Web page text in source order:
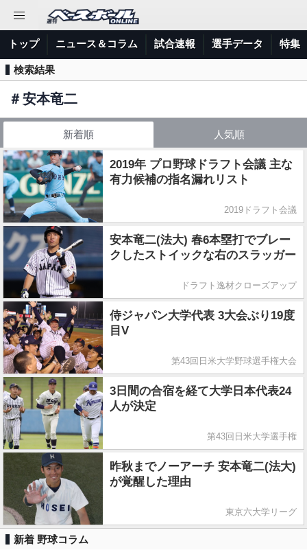
トップ ニュース＆コラム 試合速報 選手データ 特集
検索結果
＃安本竜二
新着順 人気順
2019年 プロ野球ドラフト会議 主な
有力候補の指名漏れリスト
2019ドラフト会議
安本竜二(法大) 春6本塁打でブレー
クしたストイックな右のスラッガー
ドラフト逸材クローズアップ
侍ジャパン大学代表 3大会ぶり19度
目V
第43回日米大学野球選手権大会
3日間の合宿を経て大学日本代表24
人が決定
第43回日米大学選手権
昨秋までノーアーチ 安本竜二(法大)
が覚醒した理由
東京六大学リーグ
新着 野球コラム